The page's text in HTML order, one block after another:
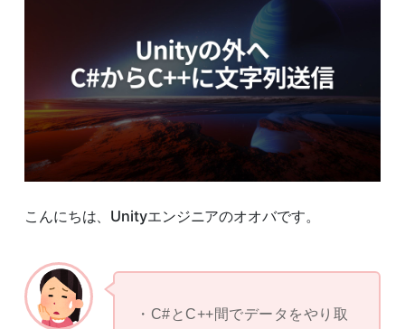
こんにちは、Unityエンジニアのオオバです。
C#とC++間でデータをやり取